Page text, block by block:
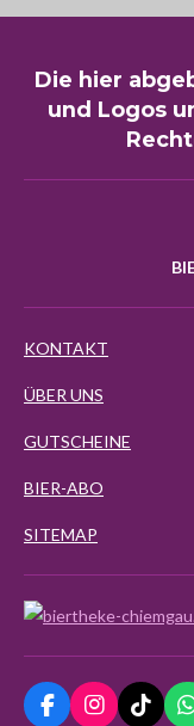
Die hier
und Logos
KONTAKT
ÜBER UNS
GUTSCHEINE
BIER-ABO
SITEMAP
F
I
T